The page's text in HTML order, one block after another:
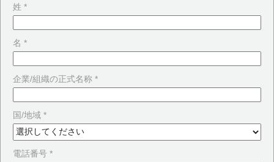
姓 *
名 *
企業/組織の正式名称 *
国/地域 *
電話番号 *